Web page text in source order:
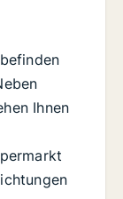
Ihnen